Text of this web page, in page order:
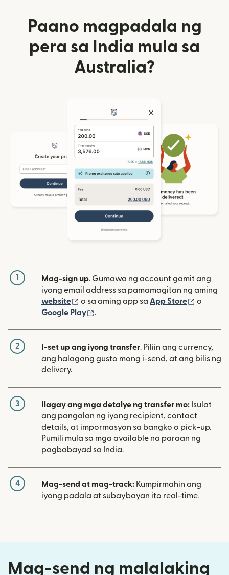
Paano magpadala ng
pera sa India mula sa
Australia?
1 Mag-sign up. Gumawa ng account gamit ang
iyong email address sa pamamagitan ng aming
website
(bubukas sa bagong window)
o sa aming app sa App Store
o
Google Play
(bubukas sa bagong window)
.
2 I-set up ang iyong transfer. Piliin ang currency,
ang halagang gusto mong i-send, at ang bilis ng
delivery.
3 Ilagay ang mga detalye ng transfer mo: Isulat
ang pangalan ng iyong recipient, contact
details, at impormasyon sa bangko o pick-up.
Pumili mula sa mga available na paraan ng
pagbabayad sa India.
4 Mag-send at mag-track: Kumpirmahin ang
iyong padala at subaybayan ito real-time.
Mag-send ng malalaking